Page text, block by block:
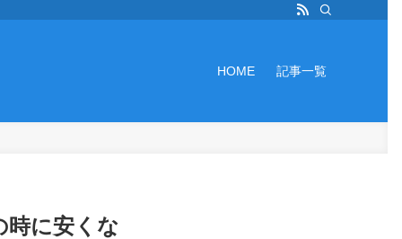
HOME 記事一覧
時に安くな